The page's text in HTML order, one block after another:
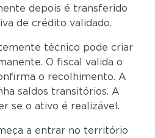
depois é transferido
de crédito validado.
técnico pode criar
O fiscal valida o
o recolhimento. A
saldos transitórios. A
se o ativo é realizável.
a entrar no território